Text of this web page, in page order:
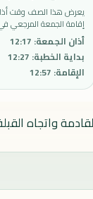
يعرض هذا الصف وقت
إقامة الجمعة المرجعي
أذان الجمعة:
12:17
بداية الخطبة:
12:27
الإقامة:
12:57
واتجاه